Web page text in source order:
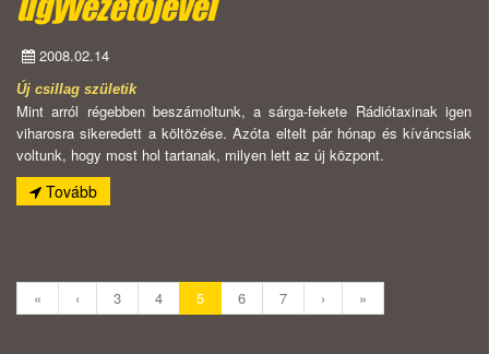
2008.02.14
Új csillag születik
Mint arról régebben beszámoltunk, a sárga-fekete Rádiótaxinak igen
viharosra sikeredett a költözése. Azóta eltelt pár hónap és kíváncsiak
voltunk, hogy most hol tartanak, milyen lett az új központ.
Tovább
« ‹ 3 4 5 6 7 › »